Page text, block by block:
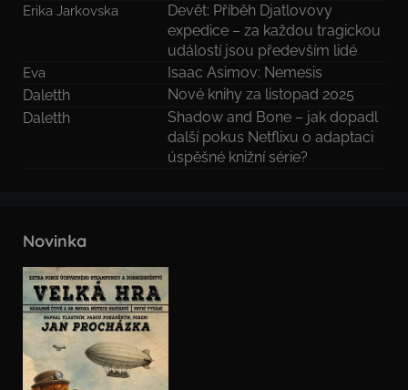
Erika Jarkovska
Devět: Příběh Djatlovovy
expedice – za každou tragickou
událostí jsou především lidé
Eva
Isaac Asimov: Nemesis
Daletth
Nové knihy za listopad 2025
Daletth
Shadow and Bone – jak dopadl
další pokus Netflixu o adaptaci
úspěšné knižní série?
Novinka